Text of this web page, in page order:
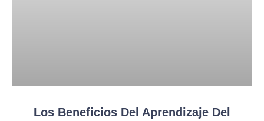
Los Beneficios Del Aprendizaje Del